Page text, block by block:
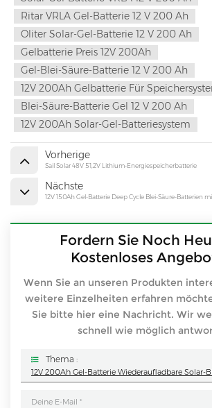
Ritar VRLA Gel-Batterie 12 V 200 Ah
Oliter Solar-Gel-Batterie 12 V 200 Ah
Gelbatterie Preis 12V 200Ah
Gel-Blei-Säure-Batterie 12 V 200 Ah
12V 200Ah Gelbatterie Für
Blei-Säure-Batterie Gel 12 V 200 Ah
12V 200Ah Solar-Gel-Batteriesystem
Vorherige
Sail Solar 48V 51,2V Lithium-Energiespeicherbatterie
Nächste
12V 150Ah Gel-Batterie Deep Cycle Blei-Säure-Batterien
Fordern Sie Noch
Kostenloses
Wenn Sie an unseren Produkten
weitere Einzelheiten erfahren
Sie bitte hier eine Nachricht. Wir
schnell wie möglich
Thema :